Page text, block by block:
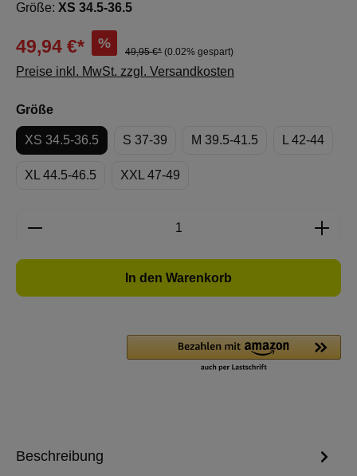
Größe: XS 34.5-36.5
49,94 €* %
49,95 €* (0.02% gespart)
Preise inkl. MwSt. zzgl. Versandkosten
Größeauswählen
XS 34.5-36.5 S 37-39 M 39.5-41.5 L 42-44
XL 44.5-46.5 XXL 47-49
Produkt Anzahl: Gib den gewünschten
In den Warenkorb
Beschreibung